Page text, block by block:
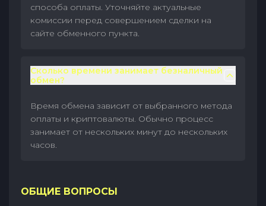
способа оплаты. Уточняйте актуальные
комиссии перед совершением сделки на
сайте обменного пункта.
Сколько времени занимает безналичный
обмен?
Время обмена зависит от выбранного метода
оплаты и криптовалюты. Обычно процесс
занимает от нескольких минут до нескольких
часов.
ОБЩИЕ ВОПРОСЫ